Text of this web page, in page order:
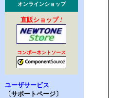
オンラインショップ
直販ショップ!
コンポーネントソース
ユーザサービス
〔サポートページ〕